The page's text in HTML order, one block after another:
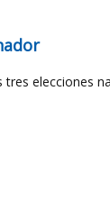
elecciones